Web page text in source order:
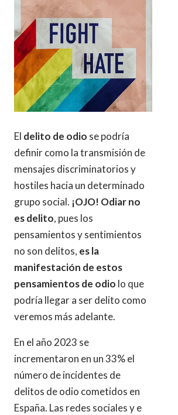
El delito de odio se podría
definir como la transmisión de
mensajes discriminatorios y
hostiles hacia un determinado
grupo social. ¡OJO! Odiar no
es delito, pues los
pensamientos y sentimientos
no son delitos, es la
manifestación de estos
pensamientos de odio lo que
podría llegar a ser delito como
veremos más adelante.
En el año 2023 se
incrementaron en un 33% el
número de incidentes de
delitos de odio cometidos en
España. Las redes sociales y e